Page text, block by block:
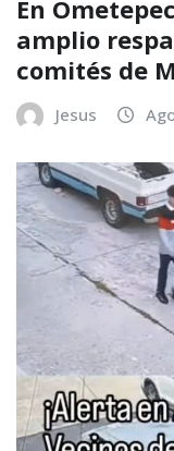
En
amplio
comités de
Jesus